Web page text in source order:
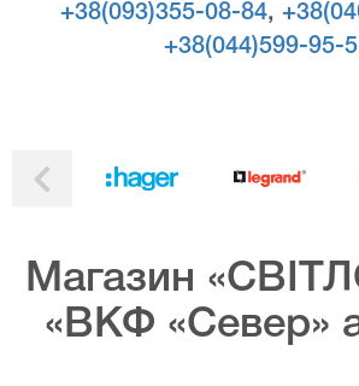
+38(093)355-08-84,
+38(044)599-95-
Магазин
«ВКФ «Север»